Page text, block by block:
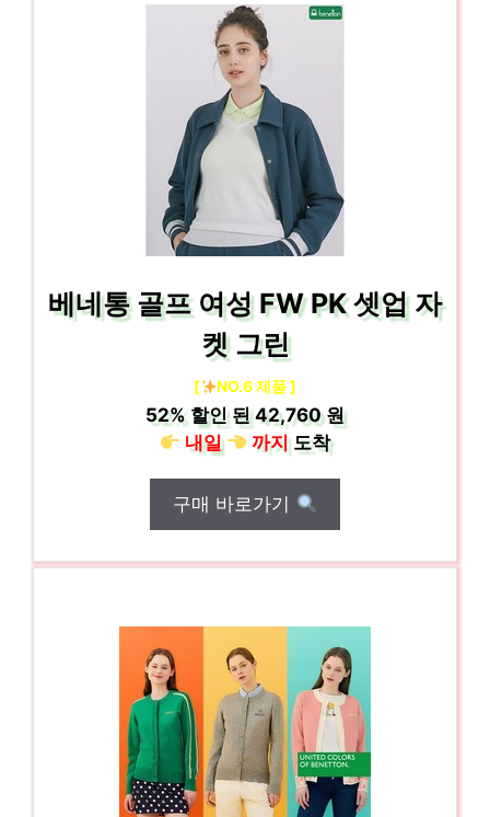
베네통 골프 여성 FW PK 셋업 자
켓 그린
[ NO.6 제품 ]
52%할인 된42,760 원
내일
까지도착
구매 바로가기